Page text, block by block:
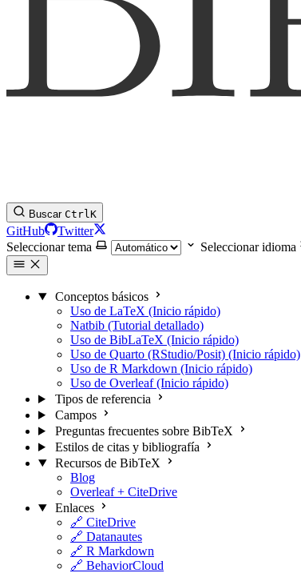
Buscar CtrlK
GitHub
Twitter
Seleccionar tema
Seleccionar idioma
Conceptos básicos
Uso de LaTeX (Inicio rápido)
Natbib (Tutorial detallado)
Uso de BibLaTeX (Inicio rápido)
Uso de Quarto (RStudio/Posit) (Inicio rápido)
Uso de R Markdown (Inicio rápido)
Uso de Overleaf (Inicio rápido)
Tipos de referencia
Campos
Preguntas frecuentes sobre BibTeX
Estilos de citas y bibliografía
Recursos de BibTeX
Blog
Overleaf + CiteDrive
Enlaces
🔗 CiteDrive
🔗 Datanautes
🔗 R Markdown
🔗 BehaviorCloud